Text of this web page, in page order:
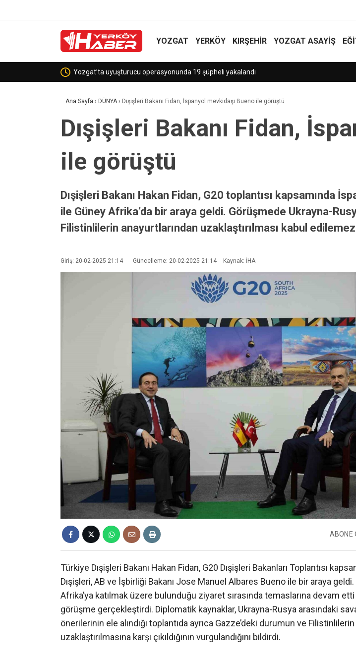
YOZGAT YERKÖY KIRŞEHİR YOZGAT ASAYIŞ
Sekili Köyü’ne Okul Müjdesi!
Ana Sayfa › DÜNYA› Dışişleri Bakanı Fidan, İspanyol mevkidaşı Bueno ile görüştü
Dışişleri Bakanı Fidan,
ile görüştü
Dışişleri Bakanı Hakan Fidan, G20 toplantısı kapsamında
ile Güney Afrika’da bir araya geldi. Görüşmede Ukrayna-
Filistinlilerin anayurtlarından uzaklaştırılması kabul
Giriş: 20-02-2025 21:14 Güncelleme: 20-02-2025 21:14 Kaynak: İHA
ABONE
Türkiye Dışişleri Bakanı Hakan Fidan, G20 Dışişleri Bakanları Toplantısı
Dışişleri, AB ve İşbirliği Bakanı Jose Manuel Albares Bueno ile bir araya
Afrika’ya katılmak üzere bulunduğu ziyaret sırasında temaslarına devam
görüşme gerçekleştirdi. Diplomatik kaynaklar, Ukrayna-Rusya arasındaki
önerilerinin ele alındığı toplantıda ayrıca Gazze’deki durumun ve
uzaklaştırılmasına karşı çıkıldığının vurgulandığını bildirdi.